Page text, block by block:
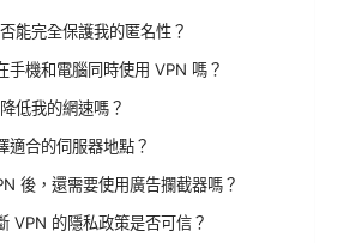
能完全保護我的匿名性？
手機和電腦同時使用 VPN 嗎？
低我的網速嗎？
適合的伺服器地點？
後，還需要使用廣告攔截器嗎？
VPN 的隱私政策是否可信？